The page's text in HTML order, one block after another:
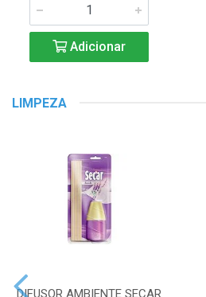
Adicionar
LIMPEZA
DIFUSOR AMBIENTE SECAR